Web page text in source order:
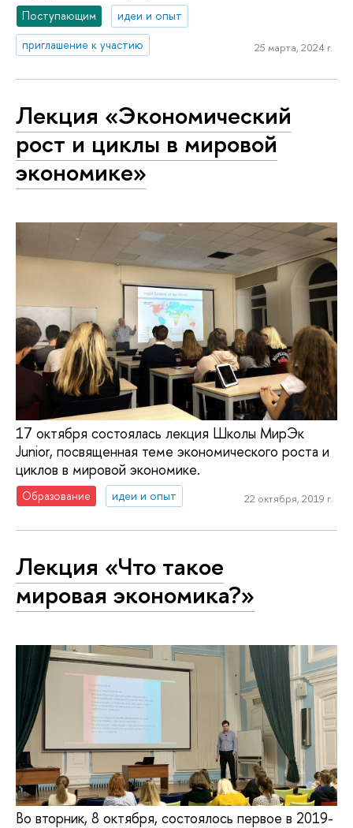
Поступающим
идеи и опыт
приглашение к участию
25 марта, 2024 г.
Лекция «Экономический
рост и циклы в мировой
экономике»
17 октября состоялась лекция Школы МирЭк
Junior, посвященная теме экономического роста и
циклов в мировой экономике.
Образование идеи и опыт 22 октября, 2019 г.
Лекция «Что такое
мировая экономика?»
Во вторник, 8 октября, состоялось первое в 2019-